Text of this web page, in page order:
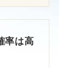
率は高